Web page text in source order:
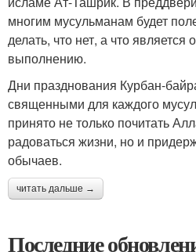
многим мусульманам будет
делать, что нет, а что является
выполнению.
Дни празднования Курбан-
священными для каждого
принято не только почитать
радоваться жизни, но и
обычаев.
читать дальше →
Последние